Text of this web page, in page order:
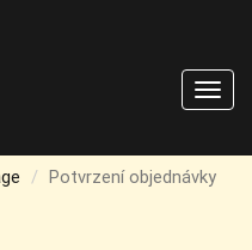
Potvrzení objednávky